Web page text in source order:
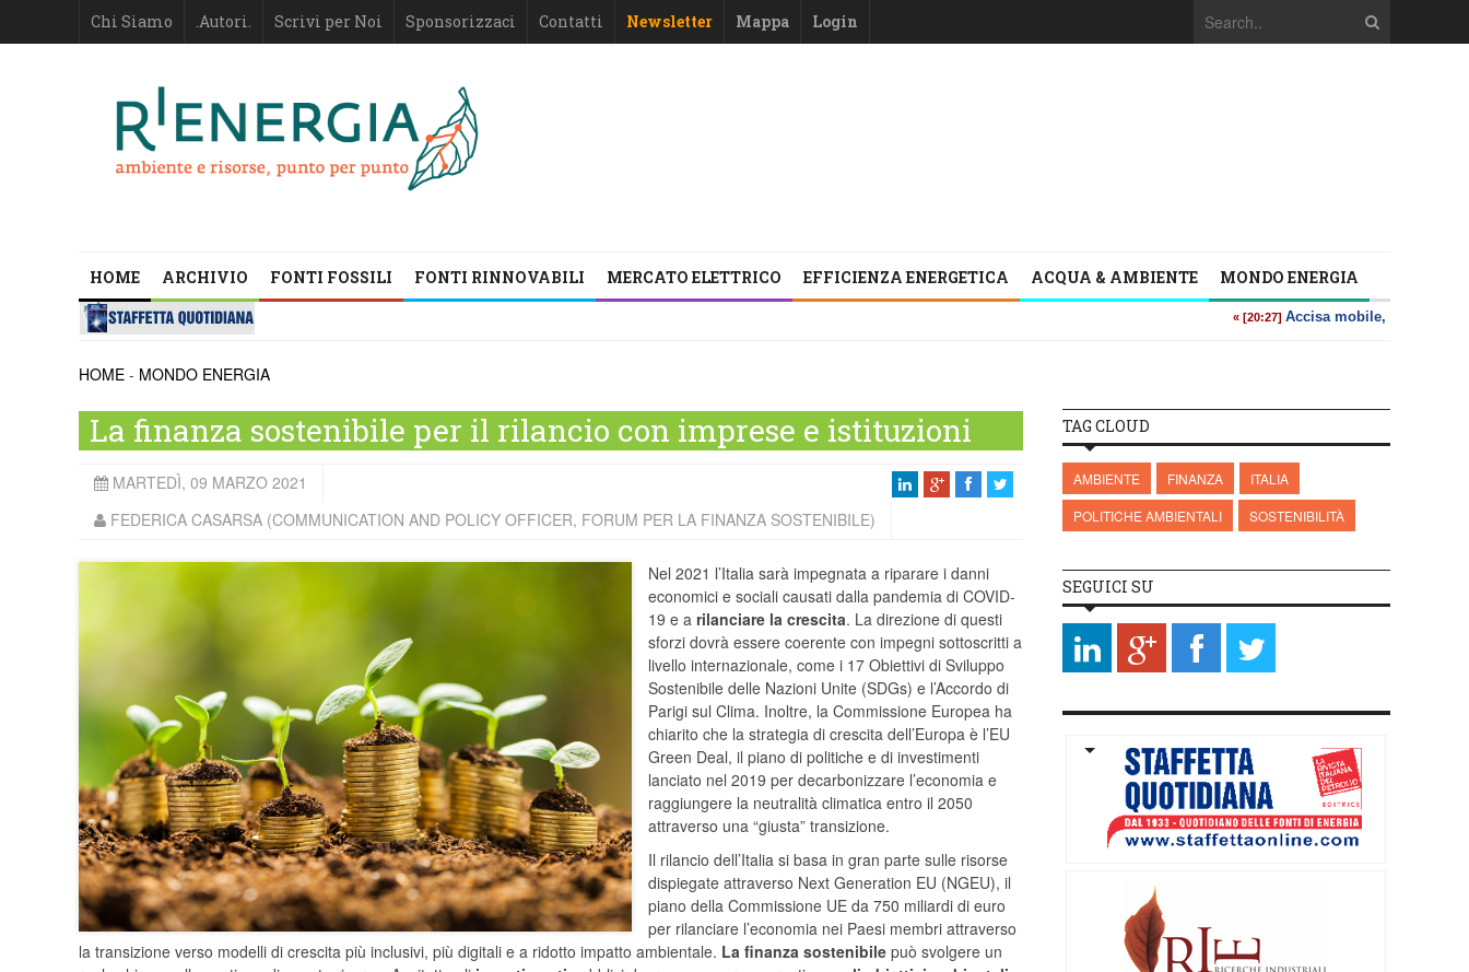
Chi Siamo .Autori. Scrivi per Noi Sponsorizzaci Contatti Newsletter Mappa Login
HOME ARCHIVIO FONTI FOSSILI FONTI RINNOVABILI MERCATO ELETTRICO EFFICIENZA ENERGETICA ACQUA & AMBIENTE MONDO ENERGIA
HOME - MONDO ENERGIA
La finanza sostenibile per il rilancio con imprese e istituzioni
MARTEDÌ, 09 MARZO 2021
FEDERICA CASARSA (COMMUNICATION AND POLICY OFFICER, FORUM PER LA FINANZA SOSTENIBILE)
Nel 2021 l’Italia sarà impegnata a riparare i danni
economici e sociali causati dalla pandemia di COVID-
19 e a rilanciare la crescita. La direzione di questi
sforzi dovrà essere coerente con impegni sottoscritti a
livello internazionale, come i 17 Obiettivi di Sviluppo
Sostenibile delle Nazioni Unite (SDGs) e l’Accordo di
Parigi sul Clima. Inoltre, la Commissione Europea ha
chiarito che la strategia di crescita dell’Europa è l’EU
Green Deal, il piano di politiche e di investimenti
lanciato nel 2019 per decarbonizzare l’economia e
raggiungere la neutralità climatica entro il 2050
attraverso una “giusta” transizione.
Il rilancio dell’Italia si basa in gran parte sulle risorse
dispiegate attraverso Next Generation EU (NGEU), il
piano della Commissione UE da 750 miliardi di euro
per rilanciare l’economia nei Paesi membri attraverso
la transizione verso modelli di crescita più inclusivi, più digitali e a ridotto impatto ambientale. La finanza sostenibile può svolgere un
TAG CLOUD
AMBIENTE FINANZA
ITALIA
POLITICHE AMBIENTALI
SOSTENIBILITÀ
SEGUICI SU